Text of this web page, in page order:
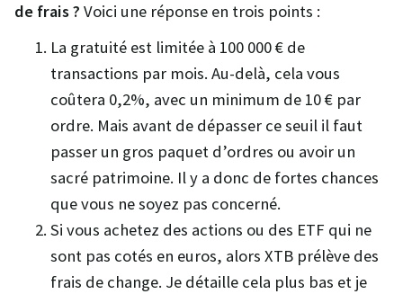
de frais ? Voici une réponse en trois points :
La gratuité est limitée à 100 000 € de
transactions par mois. Au-delà, cela vous
coûtera 0,2%, avec un minimum de 10 € par
ordre. Mais avant de dépasser ce seuil il faut
passer un gros paquet d’ordres ou avoir un
sacré patrimoine. Il y a donc de fortes chances
que vous ne soyez pas concerné.
Si vous achetez des actions ou des ETF qui ne
sont pas cotés en euros, alors XTB prélève des
frais de change. Je détaille cela plus bas et je